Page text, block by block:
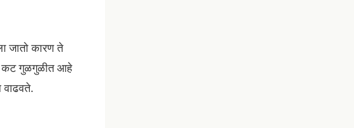
जातो कारण ते
कट गुळगुळीत आहे
वाढवते.